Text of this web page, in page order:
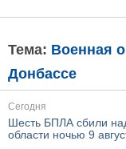
Тема: Военная
Донбассе
Сегодня
Шесть БПЛА сбили
области ночью 9